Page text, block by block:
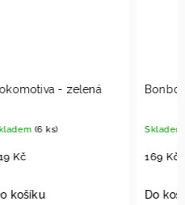
Bonbon velký - zlatý
Skladem (9 ks)
169 Kč
Do košíku
159
Do